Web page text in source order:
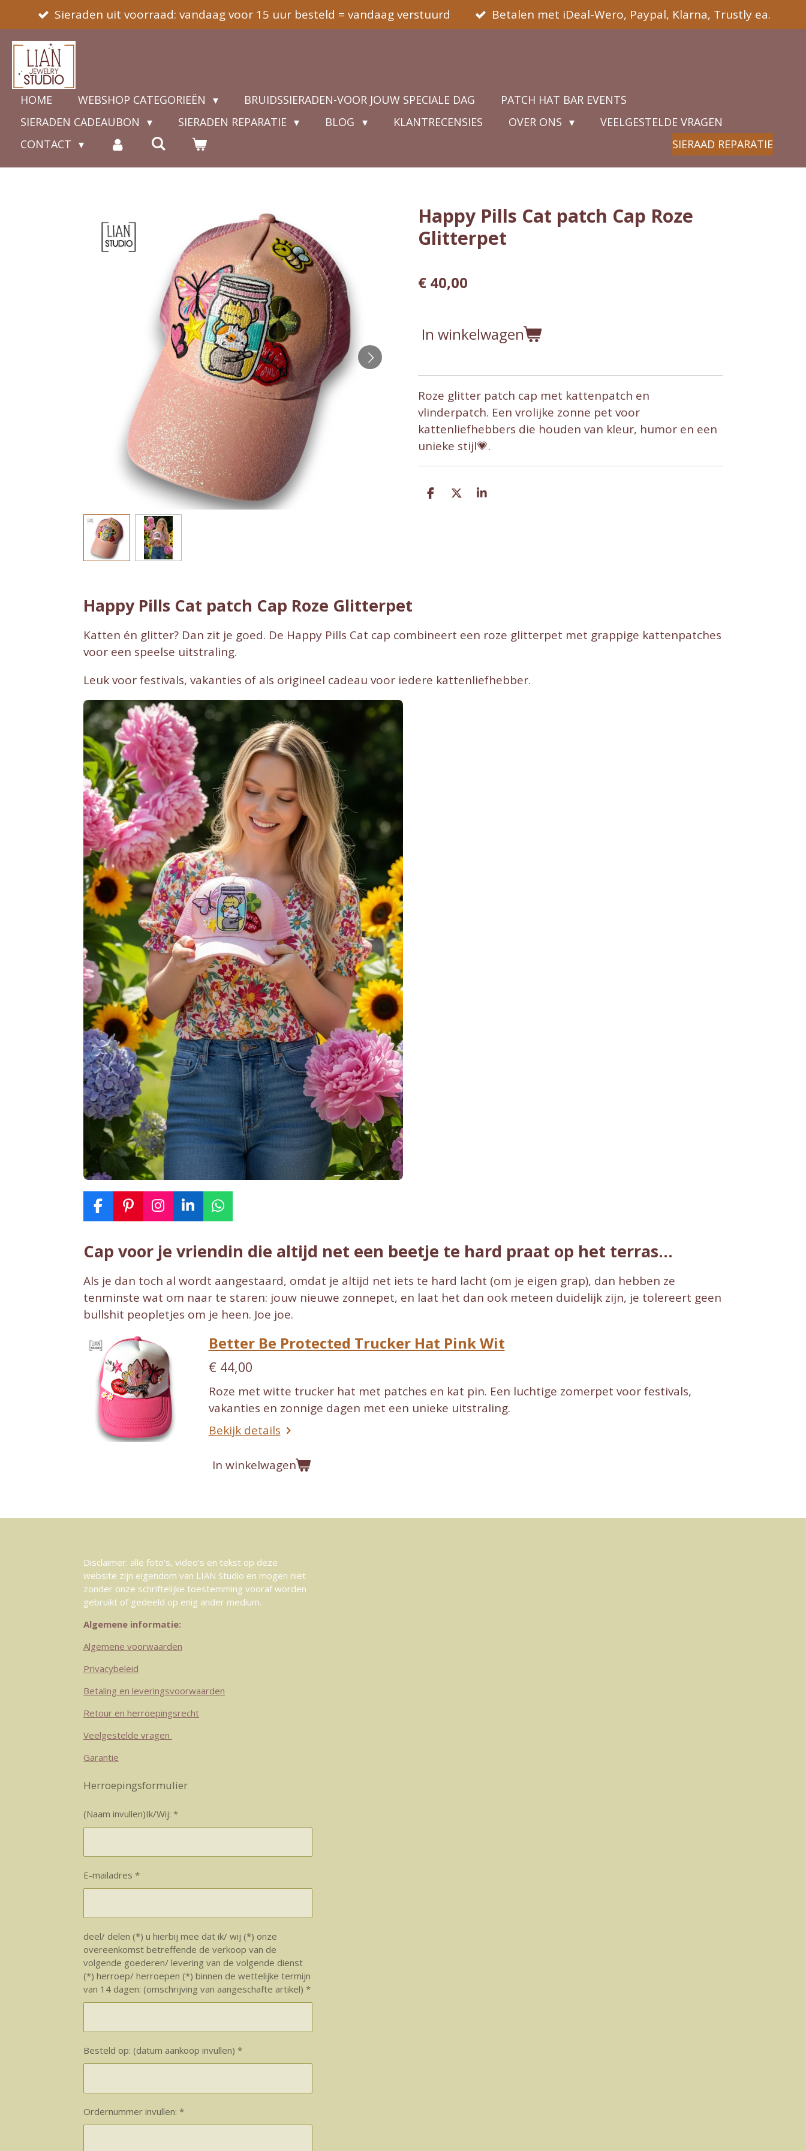
direct
naar
hoofdinhoud
Sieraden uit voorraad: vandaag voor 15 uur besteld = vandaag verstuurd Betalen met iDeal-Wero, Paypal, Klarna, Trustly ea.
HOME WEBSHOP CATEGORIEËN BRUIDSSIERADEN-VOOR JOUW SPECIALE DAG
PATCH HAT BAR EVENTS
SIERADEN CADEAUBON
SIERADEN REPARATIE BLOG KLANTRECENSIES OVER ONS
VEELGESTELDE VRAGEN
CONTACT
SIERAAD REPARATIE
Happy Pills Cat patch Cap Roze
Glitterpet
€ 40,00
In winkelwagen
Roze glitter patch cap met kattenpatch en
vlinderpatch. Een vrolijke zonne pet voor
kattenliefhebbers die houden van kleur, humor en een
unieke stijl💗.
D
D
S
Happy Pills Cat patch Cap Roze Glitterpet
Katten én glitter? Dan zit je goed. De Happy Pills Cat cap combineert een roze glitterpet met grappige kattenpatches
voor een speelse uitstraling.
Leuk voor festivals, vakanties of als origineel cadeau voor iedere kattenliefhebber.
F
a
e
o
o
k
P
i
t
r
e
s
t
I
n
t
a
g
r
a
m
L
i
k
d
n
W
h
t
A
p
p
Cap voor je vriendin die altijd net een beetje te hard praat op het terras...
Als je dan toch al wordt aangestaard, omdat je altijd net iets te hard lacht (om je eigen grap), dan hebben ze
tenminste wat om naar te staren: jouw nieuwe zonnepet, en laat het dan ook meteen duidelijk zijn, je tolereert geen
bullshit peopletjes om je heen. Joe joe.
Better Be Protected Trucker Hat Pink Wit
€ 44,00
Roze met witte trucker hat met patches en kat pin. Een luchtige zomerpet voor festivals,
vakanties en zonnige dagen met een unieke uitstraling.
Bekijk details
In winkelwagen
Disclaimer: alle foto's, video's en tekst op deze
website zijn eigendom van LIAN Studio en mogen niet
zonder onze schriftelijke toestemming vooraf worden
gebruikt of gedeeld op enig ander medium.
Algemene informatie:
Algemene voorwaarden
Privacybeleid
Betaling en leveringsvoorwaarden
Retour en herroepingsrecht
Veelgestelde vragen
Garantie
Herroepingsformulier
(Naam invullen)Ik/Wij: *
E-mailadres *
deel/ delen (*) u hierbij mee dat ik/ wij (*) onze
overeenkomst betreffende de verkoop van de
volgende goederen/ levering van de volgende dienst
(*) herroep/ herroepen (*) binnen de wettelijke termijn
van 14 dagen: (omschrijving van aangeschafte artikel) *
Besteld op: (datum aankoop invullen) *
Ordernummer invullen: *